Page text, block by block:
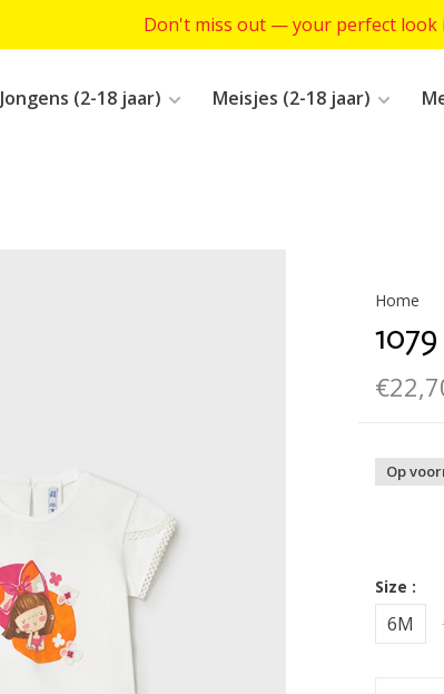
Don't miss out — your perfect look
Jongens (2-18 jaar) Meisjes (2-18 jaar)
Home
Op
Size :
6M